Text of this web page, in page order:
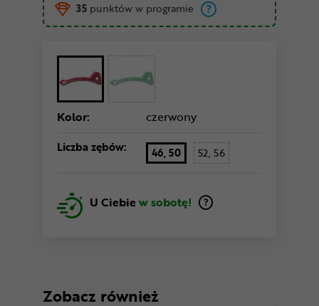
35 punktów w programie
Kolor: czerwony
Liczba zębów: 46, 50 52, 56
U Ciebiew sobotę!
Zobacz również